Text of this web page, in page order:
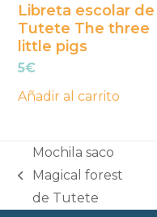
Libreta escolar de
Tutete The three
little pigs
5€
Añadir al carrito
previous
post:
Mochila saco
Magical forest
de Tutete